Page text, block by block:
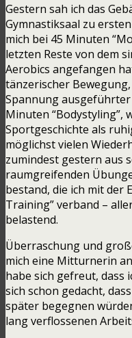
Gestern sah ich das
Gymnastiksaal zu
mich bei 45 Minuten
letzten Reste von dem
Aerobics angefangen
tänzerischer
Spannung
Minuten “Bodystyling”,
Sportgeschichte als
möglichst vielen
zumindest gestern aus
raumgreifenden
bestand, die ich mit der
Training” verband –
belastend.
Überraschung und
mich eine Mitturnerin
habe sich gefreut, dass
sich schon gedacht,
später begegnen
lang verflossenen